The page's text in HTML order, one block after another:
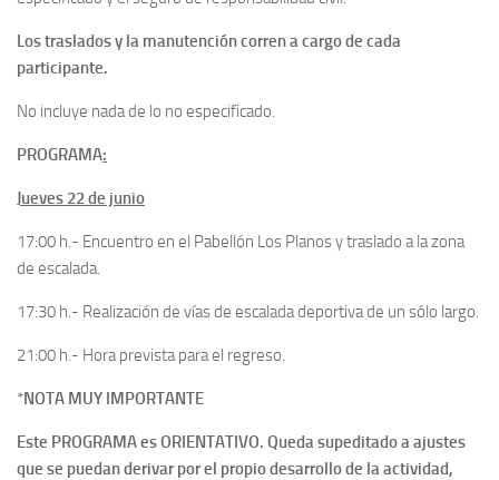
Los traslados y la manutención corren a cargo de cada
participante.
No incluye nada de lo no especificado.
PROGRAMA:
Jueves 22 de junio
17:00 h.- Encuentro en el Pabellón Los Planos y traslado a la zona
de escalada.
17:30 h.- Realización de vías de escalada deportiva de un sólo largo.
21:00 h.- Hora prevista para el regreso.
*NOTA MUY IMPORTANTE
Este PROGRAMA es ORIENTATIVO. Queda supeditado a ajustes
que se puedan derivar por el propio desarrollo de la actividad,